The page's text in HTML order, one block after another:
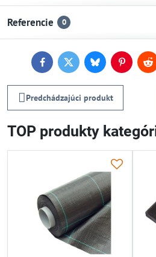
Referencie 0
FacebookTwitterBlueskyPinterest
Predchádzajúci produkt
TOP produkty